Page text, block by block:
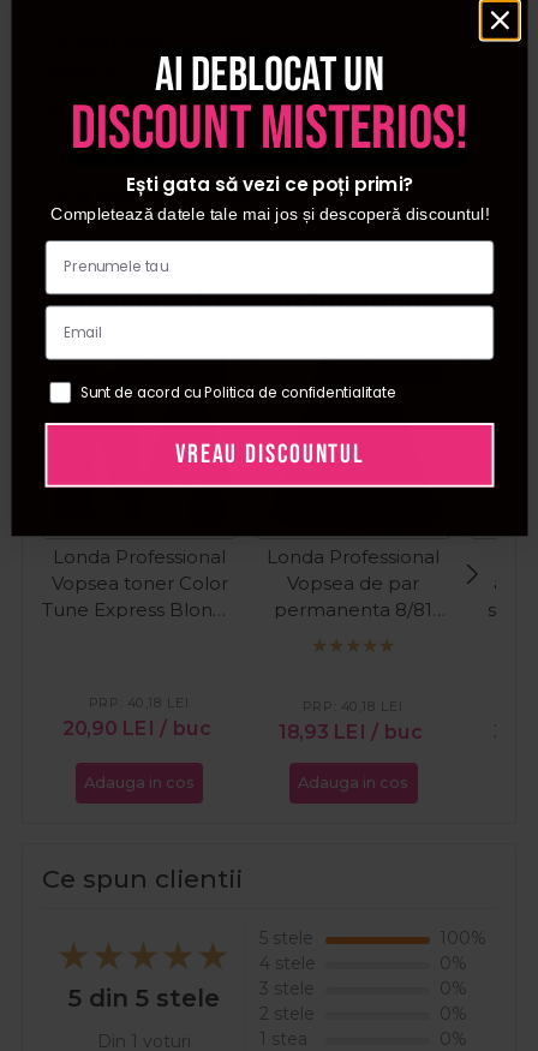
Pentru
Unisex
Tip utilizare
Profesional
Zona corporala
Par
Cumparate frecvent impreuna:
Londa Professional
Vopsea toner Color
Tune Express Blonde
20,90 LEI / buc
PRP: 40,18 LEI
Adauga in cos
Londa Professional
Vopsea de par
permanenta 8/81
blond deschis
18,93 LEI / buc
PRP: 40,18 LEI
Adauga in cos
Ce spun clientii
5 din 5 stele
Din 1 voturi
5 stele
100%
4 stele
0%
3 stele
0%
2 stele
0%
1 stea
0%
Ai deblocat un
discount misterios!
Ești gata să vezi ce poți primi?
Completează datele tale mai jos și descoperă discountul!
Sunt de acord cu Politica de confidentialitate
VREAU DISCOUNTUL